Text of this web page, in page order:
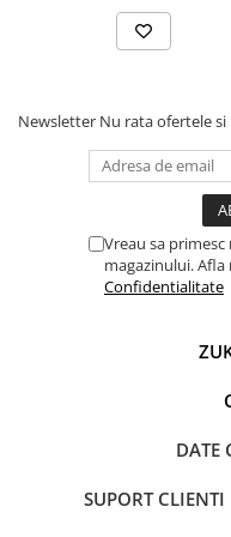
• Face parte din
susțin dezvoltarea
🎯 Ideal pentru:
• Copii cu vârsta între
• Fetițe aflate la
• Activități
• Cadouri pentru
Newsletter Nu rata ofertele
Vreau sa
magazinului.
Confidentialitate
DATE
SUPORT CLIENTI